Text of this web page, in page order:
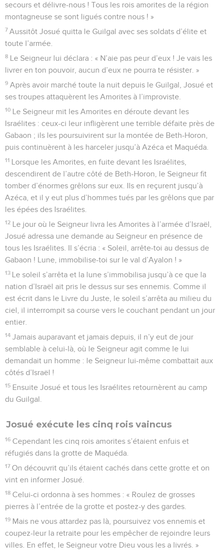
secours et délivre-nous ! Tous les rois amorites de la région
montagneuse se sont ligués contre nous ! »
7 Aussitôt Josué quitta le Guilgal avec ses soldats d’élite et
toute l’armée.
8 Le Seigneur lui déclara : « N’aie pas peur d’eux ! Je vais les
livrer en ton pouvoir, aucun d’eux ne pourra te résister. »
9 Après avoir marché toute la nuit depuis le Guilgal, Josué et
ses troupes attaquèrent les Amorites à l’improviste.
10 Le Seigneur mit les Amorites en déroute devant les
Israélites : ceux-ci leur infligèrent une terrible défaite près de
Gabaon ; ils les poursuivirent sur la montée de Beth-Horon,
puis continuèrent à les harceler jusqu’à Azéca et Maquéda.
11 Lorsque les Amorites, en fuite devant les Israélites,
descendirent de l’autre côté de Beth-Horon, le Seigneur fit
tomber d’énormes grêlons sur eux. Ils en reçurent jusqu’à
Azéca, et il y eut plus d’hommes tués par les grêlons que par
les épées des Israélites.
12 Le jour où le Seigneur livra les Amorites à l’armée d’Israël,
Josué adressa une demande au Seigneur en présence de
tous les Israélites. Il s’écria : « Soleil, arrête-toi au dessus de
Gabaon ! Lune, immobilise-toi sur le val d’Ayalon ! »
13 Le soleil s’arrêta et la lune s’immobilisa jusqu’à ce que la
nation d’Israël ait pris le dessus sur ses ennemis. Comme il
est écrit dans le Livre du Juste, le soleil s’arrêta au milieu du
ciel, il interrompit sa course vers le couchant pendant un jour
entier.
14 Jamais auparavant et jamais depuis, il n’y eut de jour
semblable à celui-là, où le Seigneur agit comme le lui
demandait un homme : le Seigneur lui-même combattait aux
côtés d’Israël !
15 Ensuite Josué et tous les Israélites retournèrent au camp
du Guilgal.
Josué exécute les cinq rois vaincus
16 Cependant les cinq rois amorites s’étaient enfuis et
réfugiés dans la grotte de Maquéda.
17 On découvrit qu’ils étaient cachés dans cette grotte et on
vint en informer Josué.
18 Celui-ci ordonna à ses hommes : « Roulez de grosses
pierres à l’entrée de la grotte et postez-y des gardes.
19 Mais ne vous attardez pas là, poursuivez vos ennemis et
coupez-leur la retraite pour les empêcher de rejoindre leurs
villes. En effet, le Seigneur votre Dieu vous les a livrés. »